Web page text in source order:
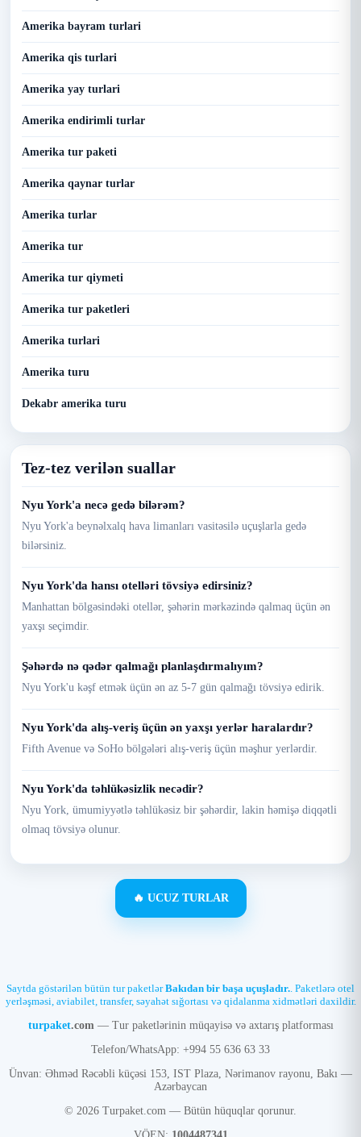
Amerika bayram turlari
Amerika qis turlari
Amerika yay turlari
Amerika endirimli turlar
Amerika tur paketi
Amerika qaynar turlar
Amerika turlar
Amerika tur
Amerika tur qiymeti
Amerika tur paketleri
Amerika turlari
Amerika turu
Dekabr amerika turu
Tez-tez verilən suallar
Nyu York'a necə gedə bilərəm?
Nyu York'a beynəlxalq hava limanları vasitəsilə uçuşlarla gedə
bilərsiniz.
Nyu York'da hansı otelləri tövsiyə edirsiniz?
Manhattan bölgəsindəki otellər, şəhərin mərkəzində qalmaq üçün ən
yaxşı seçimdir.
Şəhərdə nə qədər qalmağı planlaşdırmalıyım?
Nyu York'u kəşf etmək üçün ən az 5-7 gün qalmağı tövsiyə edirik.
Nyu York'da alış-veriş üçün ən yaxşı yerlər haralardır?
Fifth Avenue və SoHo bölgələri alış-veriş üçün məşhur yerlərdir.
Nyu York'da təhlükəsizlik necədir?
Nyu York, ümumiyyətlə təhlükəsiz bir şəhərdir, lakin həmişə diqqətli
olmaq tövsiyə olunur.
🔥 UCUZ TURLAR
Saytda göstərilən bütün tur paketlərBakıdan bir başa uçuşladır.. Paketlərə otel
yerləşməsi, aviabilet, transfer, səyahət sığortası və qidalanma xidmətləri daxildir.
turpaket.com— Tur paketlərinin müqayisə və axtarış platforması
Telefon/WhatsApp: +994 55 636 63 33
Ünvan: Əhməd Rəcəbli küçəsi 153, IST Plaza, Nərimanov rayonu, Bakı —
Azərbaycan
© 2026 Turpaket.com — Bütün hüquqlar qorunur.